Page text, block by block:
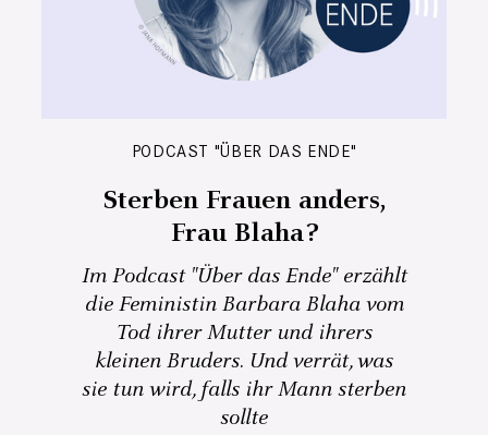
PODCAST "ÜBER DAS ENDE"
Sterben Frauen anders,
Frau Blaha?
Im Podcast "Über das Ende" erzählt
die Feministin Barbara Blaha vom
Tod ihrer Mutter und ihrers
kleinen Bruders. Und verrät, was
sie tun wird, falls ihr Mann sterben
sollte